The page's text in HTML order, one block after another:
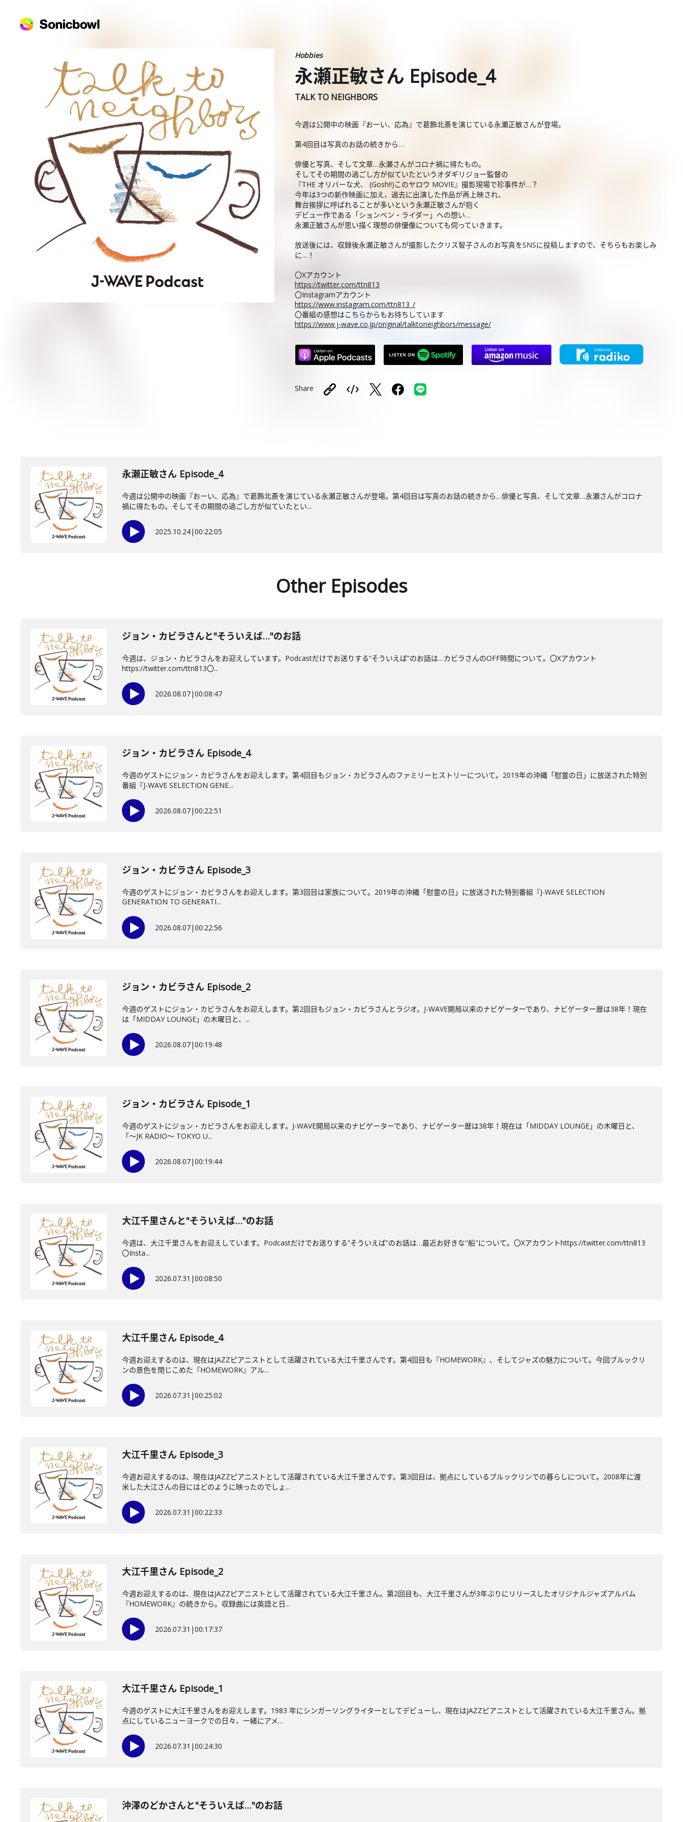
Hobbies
永瀬正敏さん Episode_4
TALK TO NEIGHBORS
今週は公開中の映画『おーい、応為』で葛飾北斎を演じている永瀬正敏さんが登場。
第4回目は写真のお話の続きから…
俳優と写真、そして文章…永瀬さんがコロナ禍に得たもの。
そしてその期間の過ごし方が似ていたというオダギリジョー監督の
『THE オリバーな犬、 (Gosh!!)このヤロウ MOVIE』撮影現場で珍事件が…？
今年は3つの新作映画に加え、過去に出演した作品が再上映され、
舞台挨拶に呼ばれることが多いという永瀬正敏さんが抱く
デビュー作である「ションベン・ライダー」への想い…
永瀬正敏さんが思い描く理想の俳優像についても伺っていきます。
放送後には、収録後永瀬正敏さんが撮影したクリス智子さんのお写真をSNSに投稿しますので、そちらもお楽しみ
に…！
〇Xアカウント
https://twitter.com/ttn813
〇Instagramアカウント
https://www.instagram.com/ttn813_/
〇番組の感想はこちらからもお待ちしています
https://www.j-wave.co.jp/original/talktoneighbors/message/
Share
永瀬正敏さん Episode_4
今週は公開中の映画『おーい、応為』で葛飾北斎を演じている永瀬正敏さんが登場。第4回目は写真のお話の続きから…俳優と写真、そして文章…永瀬さんがコロナ
禍に得たもの。そしてその期間の過ごし方が似ていたとい...
2025.10.24|00:22:05
Other Episodes
ジョン・カビラさんと"そういえば…"のお話
今週は、ジョン・カビラさんをお迎えしています。Podcastだけでお送りする”そういえば”のお話は…カビラさんのOFF時間について。〇Xアカウント
https://twitter.com/ttn813〇...
2026.08.07|00:08:47
ジョン・カビラさん Episode_4
今週のゲストにジョン・カビラさんをお迎えします。第4回目もジョン・カビラさんのファミリーヒストリーについて。2019年の沖縄「慰霊の日」に放送された特別
番組『J-WAVE SELECTION GENE...
2026.08.07|00:22:51
ジョン・カビラさん Episode_3
今週のゲストにジョン・カビラさんをお迎えします。第3回目は家族について。2019年の沖縄「慰霊の日」に放送された特別番組『J-WAVE SELECTION
GENERATION TO GENERATI...
2026.08.07|00:22:56
ジョン・カビラさん Episode_2
今週のゲストにジョン・カビラさんをお迎えします。第2回目もジョン・カビラさんとラジオ。J-WAVE開局以来のナビゲーターであり、ナビゲーター歴は38年！現在
は「MIDDAY LOUNGE」の木曜日と、...
2026.08.07|00:19:48
ジョン・カビラさん Episode_1
今週のゲストにジョン・カビラさんをお迎えします。J-WAVE開局以来のナビゲーターであり、ナビゲーター歴は38年！現在は「MIDDAY LOUNGE」の木曜日と、
「〜JK RADIO〜 TOKYO U...
2026.08.07|00:19:44
大江千里さんと"そういえば…"のお話
今週は、大江千里さんをお迎えしています。Podcastだけでお送りする”そういえば”のお話は…最近お好きな"船"について。〇Xアカウントhttps://twitter.com/ttn813
〇Insta...
2026.07.31 |00:08:50
大江千里さん Episode_4
今週お迎えするのは、現在はJAZZピアニストとして活躍されている大江千里さんです。第4回目も『HOMEWORK』、そしてジャズの魅力について。今回ブルックリ
ンの景色を閉じこめた『HOMEWORK』アル...
2026.07.31 |00:25:02
大江千里さん Episode_3
今週お迎えするのは、現在はJAZZピアニストとして活躍されている大江千里さんです。第3回目は、拠点にしているブルックリンでの暮らしについて。2008年に渡
米した大江さんの目にはどのように映ったのでしょ...
2026.07.31 |00:22:33
大江千里さん Episode_2
今週お迎えするのは、現在はJAZZピアニストとして活躍されている大江千里さん。第2回目も、大江千里さんが3年ぶりにリリースしたオリジナルジャズアルバム
『HOMEWORK』の続きから。収録曲には英語と日...
2026.07.31 |00:17:37
大江千里さん Episode_1
今週のゲストに大江千里さんをお迎えします。1983 年にシンガーソングライターとしてデビューし、現在はJAZZピアニストとして活躍されている大江千里さん。拠
点にしているニューヨークでの日々、一緒にアメ...
2026.07.31 |00:24:30
沖澤のどかさんと"そういえば…"のお話